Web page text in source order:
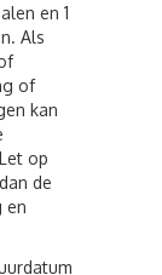
en 1
Als
of
kan
op
de
en